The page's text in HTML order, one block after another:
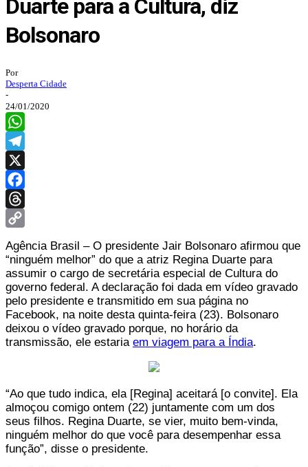
Duarte para a Cultura, diz
Bolsonaro
Por
Desperta Cidade
-
24/01/2020
WhatsApp
Telegram
X
Facebook
Threads
Link
Agência Brasil – O presidente Jair Bolsonaro afirmou que
“ninguém melhor” do que a atriz Regina Duarte para
assumir o cargo de secretária especial de Cultura do
governo federal. A declaração foi dada em vídeo gravado
pelo presidente e transmitido em sua página no
Facebook, na noite desta quinta-feira (23). Bolsonaro
deixou o vídeo gravado porque, no horário da
transmissão, ele estaria em viagem para a Índia.
“Ao que tudo indica, ela [Regina] aceitará [o convite]. Ela
almoçou comigo ontem (22) juntamente com um dos
seus filhos. Regina Duarte, se vier, muito bem-vinda,
ninguém melhor do que você para desempenhar essa
função”, disse o presidente.